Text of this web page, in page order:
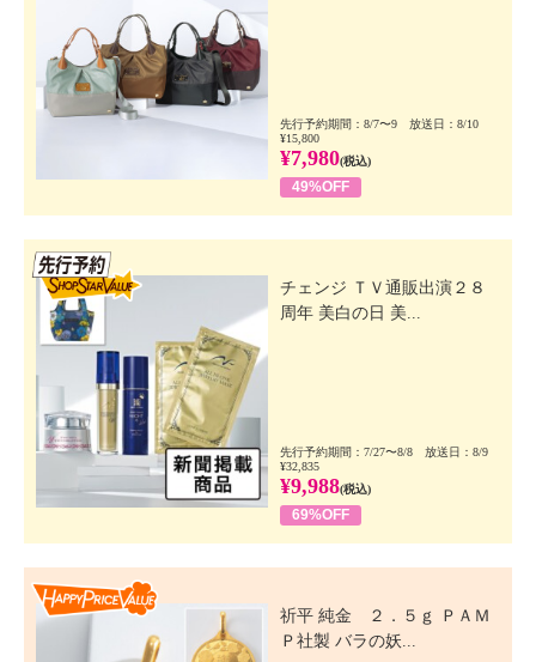
先行予約期間：8/7〜9 放送日：8/10
¥15,800
¥7,980(税込)
49%OFF
チェンジ ＴＶ通販出演２８
周年 美白の日 美...
先行予約期間：7/27〜8/8 放送日：8/9
¥32,835
¥9,988(税込)
69%OFF
祈平 純金 ２．５ｇ ＰＡＭ
Ｐ社製 バラの妖...